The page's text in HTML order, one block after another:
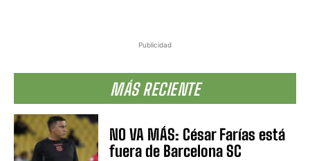
Publicidad
MÁS RECIENTE
NO VA MÁS: César Farías está
fuera de Barcelona SC